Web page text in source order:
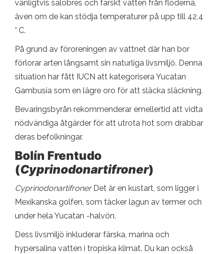
vanligtvis salobres och färskt vatten från floderna,
även om de kan stödja temperaturer på upp till 42,4
° C.
På grund av föroreningen av vattnet där han bor
förlorar arten långsamt sin naturliga livsmiljö. Denna
situation har fått IUCN att kategorisera Yucatan
Gambusia som en lägre oro för att släcka släckning.
Bevaringsbyrån rekommenderar emellertid att vidta
nödvändiga åtgärder för att utrota hot som drabbar
deras befolkningar.
Bolín Frentudo
(Cyprinodonartifroner)
CyprinodonartifronerDet är en kustart, som ligger i
Mexikanska golfen, som täcker lagun av termer och
under hela Yucatan -halvön.
Dess livsmiljö inkluderar färska, marina och
hypersalina vatten i tropiska klimat. Du kan också